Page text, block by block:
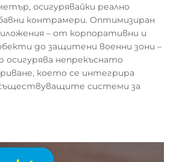
осигурявайки реално
контрамери. Оптимизиран
– от корпоративни и
до защитени военни зони –
непрекъснато
което се интегрира
системи за